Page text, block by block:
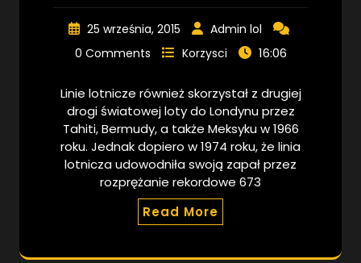
25 września, 2015
Admin lol
0 Comments
Korzysci 16:06
Linie lotnicze również skorzystał z drugiej
drogi światowej loty do Londynu przez
Tahiti, Bermudy, a także Meksyku w 1966
roku. Jednak dopiero w 1974 roku, że linia
lotnicza udowodniła swoją zapał przez
rozprężanie rekordowe 673
Read More